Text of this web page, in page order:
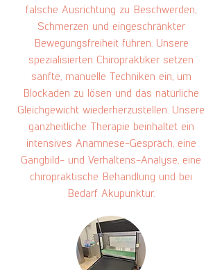
falsche Ausrichtung zu Beschwerden,
Schmerzen und eingeschränkter
Bewegungsfreiheit führen. Unsere
spezialisierten Chiropraktiker setzen
sanfte, manuelle Techniken ein, um
Blockaden zu lösen und das natürliche
Gleichgewicht wiederherzustellen. Unsere
ganzheitliche Therapie beinhaltet ein
intensives Anamnese-Gespräch, eine
Gangbild- und Verhaltens-Analyse, eine
chiropraktische Behandlung und bei
Bedarf Akupunktur.